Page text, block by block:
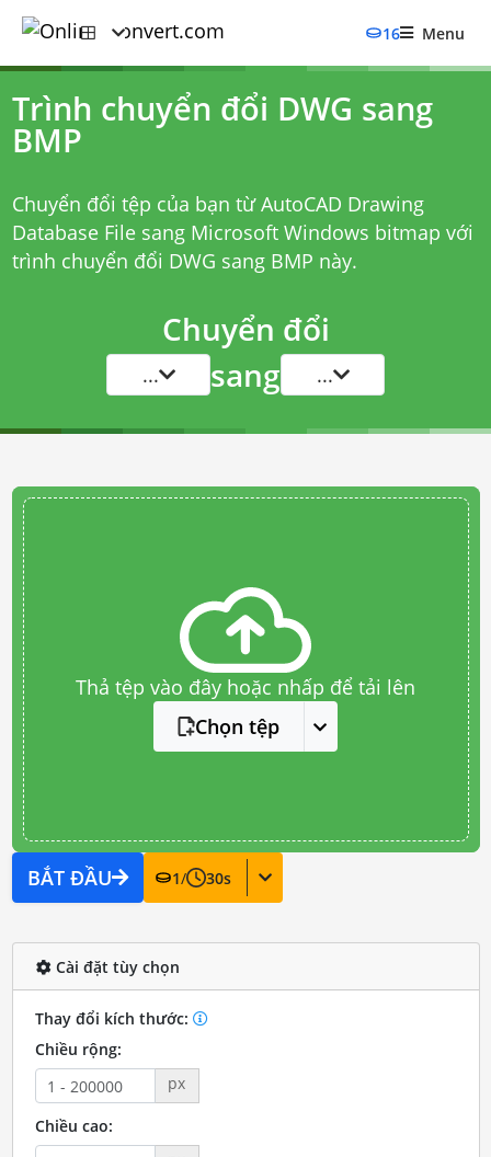
16 Menu
Trình chuyển đổi DWG sang
BMP
Chuyển đổi tệp của bạn từ AutoCAD Drawing
Database File sang Microsoft Windows bitmap với
trình chuyển đổi DWG sang BMP này.
Chuyển đổi
... sang ...
Thả tệp vào đây hoặc nhấp để tải lên
Chọn tệp
BẮT ĐẦU 1/ 30s
Cài đặt tùy chọn
Thay đổi kích thước:
Chiều rộng:
px
Chiều cao: